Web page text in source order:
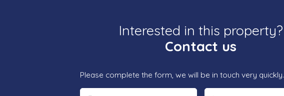
Interested in this property?
Contact us
Please complete the form, we will be in touch very quickly.